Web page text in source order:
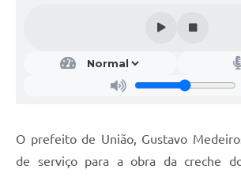
O prefeito de União, Gustavo
de serviço para a obra da creche